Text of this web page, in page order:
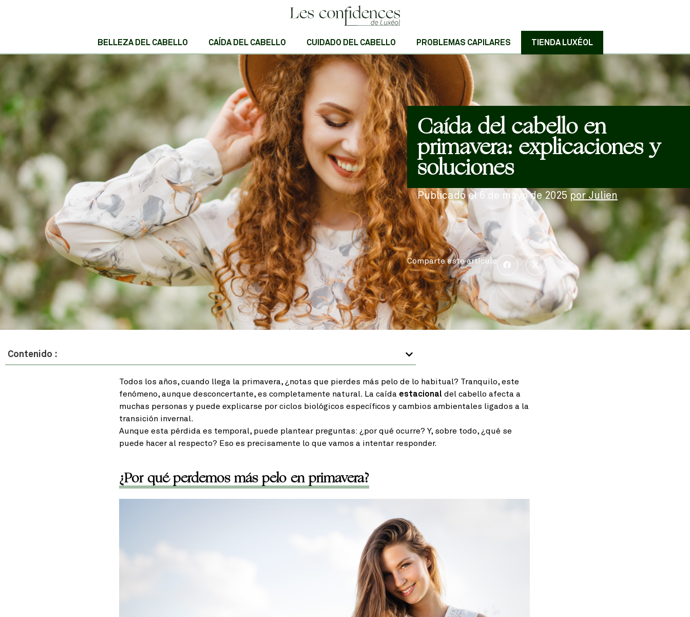
BELLEZA DEL CABELLO CAÍDA DEL CABELLO CUIDADO DEL CABELLO PROBLEMAS CAPILARES TIENDA LUXÉOL
Caída del cabello en
primavera: explicaciones y
soluciones
Publicado el 6 de mayo de 2025 porJulien
Comparte este artículo
Contenido :
Todos los años, cuando llega la primavera, ¿notas que pierdes más pelo de lo habitual? Tranquilo, este
fenómeno, aunque desconcertante, es completamente natural. La caída estacionaldel cabello afecta a
muchas personas y puede explicarse por ciclos biológicos específicos y cambios ambientales ligados a la
transición invernal.
Aunque esta pérdida es temporal, puede plantear preguntas: ¿por qué ocurre? Y, sobre todo, ¿qué se
puede hacer al respecto? Eso es precisamente lo que vamos a intentar responder.
¿Por qué perdemos más pelo en primavera?